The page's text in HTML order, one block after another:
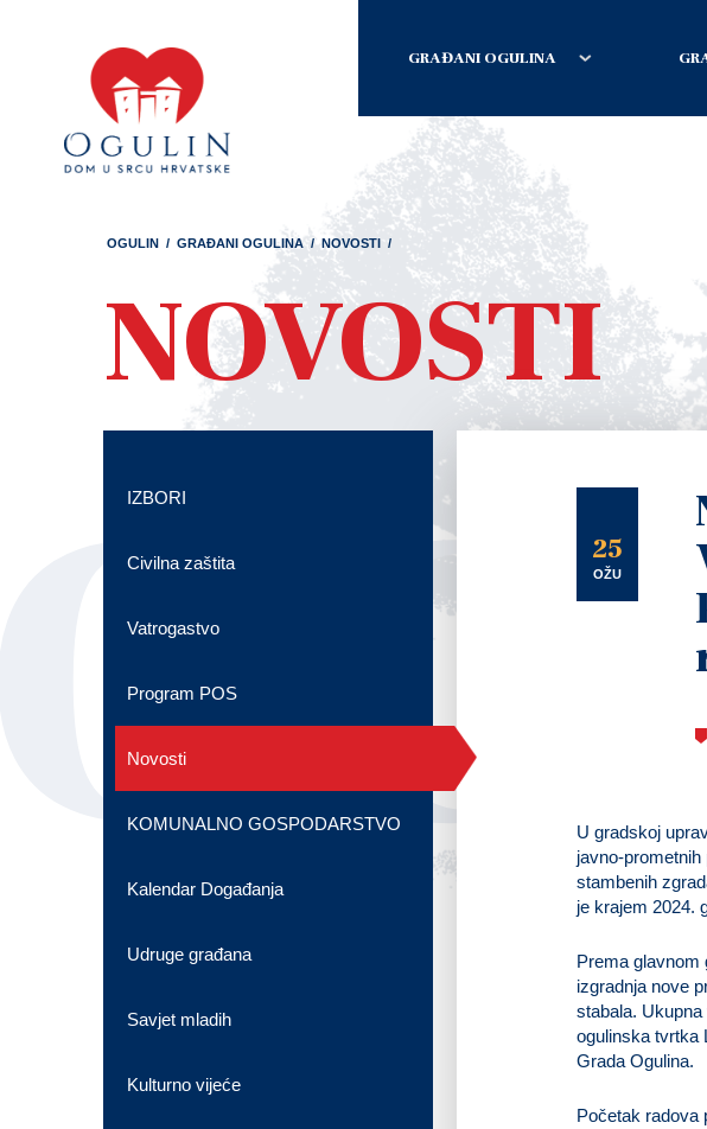
GRAĐANI OGULINA
OGULIN / GRAĐANI OGULINA / NOVOSTI /
NOVOSTI
25
OŽU
U gradskoj
javno-
stambenih
je krajem 2024.
Prema glavnom
izgradnja nove
stabala.
ogulinska tvrtka
Grada Ogulina.
Početak radova
IZBORI
Civilna zaštita
Vatrogastvo
Program POS
Novosti
KOMUNALNO GOSPODARSTVO
Kalendar Događanja
Udruge građana
Savjet mladih
Kulturno vijeće